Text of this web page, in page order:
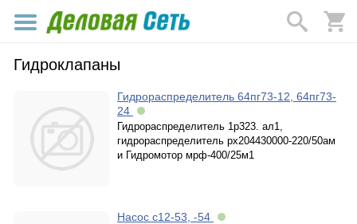
Гидроклапаны
Гидрораспределитель 64пг73-12, 64пг73-
24
Гидрораспределитель 1р323. ал1,
гидрораспределитель рх204430000-220/50ам
и Гидромотор мрф-400/25м1
Насос с12-53, -54